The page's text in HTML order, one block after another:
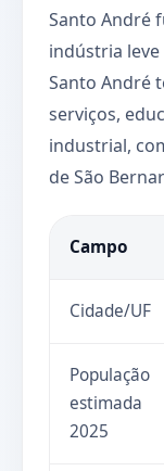
Santo André
indústria leve
Santo André
serviços,
industrial,
de São
Campo
Cidade/UF
População
estimada
2025